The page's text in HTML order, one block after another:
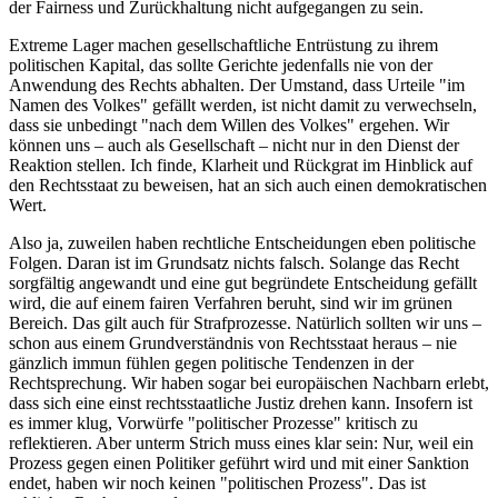
der Fairness und Zurückhaltung nicht aufgegangen zu sein.
Extreme Lager machen gesellschaftliche Entrüstung zu ihrem
politischen Kapital, das sollte Gerichte jedenfalls nie von der
Anwendung des Rechts abhalten. Der Umstand, dass Urteile "im
Namen des Volkes" gefällt werden, ist nicht damit zu verwechseln,
dass sie unbedingt "nach dem Willen des Volkes" ergehen. Wir
können uns – auch als Gesellschaft – nicht nur in den Dienst der
Reaktion stellen. Ich finde, Klarheit und Rückgrat im Hinblick auf
den Rechtsstaat zu beweisen, hat an sich auch einen demokratischen
Wert.
Also ja, zuweilen haben rechtliche Entscheidungen eben politische
Folgen. Daran ist im Grundsatz nichts falsch. Solange das Recht
sorgfältig angewandt und eine gut begründete Entscheidung gefällt
wird, die auf einem fairen Verfahren beruht, sind wir im grünen
Bereich. Das gilt auch für Strafprozesse. Natürlich sollten wir uns –
schon aus einem Grundverständnis von Rechtsstaat heraus – nie
gänzlich immun fühlen gegen politische Tendenzen in der
Rechtsprechung. Wir haben sogar bei europäischen Nachbarn erlebt,
dass sich eine einst rechtsstaatliche Justiz drehen kann. Insofern ist
es immer klug, Vorwürfe "politischer Prozesse" kritisch zu
reflektieren. Aber unterm Strich muss eines klar sein: Nur, weil ein
Prozess gegen einen Politiker geführt wird und mit einer Sanktion
endet, haben wir noch keinen "politischen Prozess". Das ist